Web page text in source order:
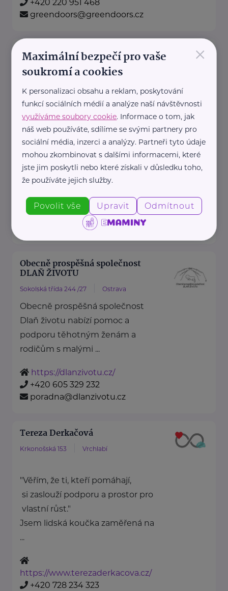
+420 220 951 468
greendoors@greendoors.cz
Klub svobodných matek z.s.
Dukelských hrdinů 34 Praha 7
"Pomáháme rodičům a jejich
dětem."
Rodinám samoživitelů z celé ČR
poskytujeme finanční, materiální,
odbornou právní ...
+420 800 995 511
info@klubsvobodnychmatek.cz
Obecně prospěšná společnost
DLAŇ ŽIVOTU
Sokolská třída 244 /27 Ostrava
Obecně prospěšná společnost
Dlaň životu nabízí pomoc a
podporu těhotným ženám a
rodičům s malými ...
https://dlanzivotu.cz/
+420 605 329 232
poradna@dlanzivotu.cz
Tereza Derkačová
Krkonošská 153 Vrchlabí
"Věřím, že ti, kteří pomáhají,
si zaslouží podporu a prostor pro
vlastní růst."
Jsem lidská koučka zaměřená na
...
https://www.terezaderkacova.cz/
+420 728 234 323
×
Maximální bezpečí pro vaše
soukromí a cookies
K personalizaci obsahu a reklam, poskytování
funkcí sociálních médií a analýze naší návštěvnosti
využíváme soubory cookie. Informace o tom, jak
náš web používáte, sdílíme se svými partnery pro
sociální média, inzerci a analýzy. Partneři tyto údaje
mohou zkombinovat s dalšími informacemi, které
jste jim poskytli nebo které získali v důsledku toho,
že používáte jejich služby.
Povolit vše Upravit Odmítnout